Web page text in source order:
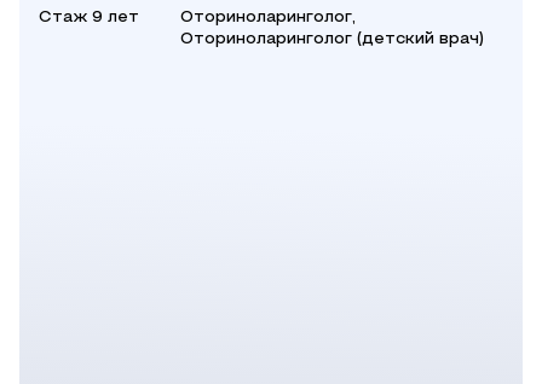
Стаж 9 лет
Оториноларинголог,
Оториноларинголог (детский врач)